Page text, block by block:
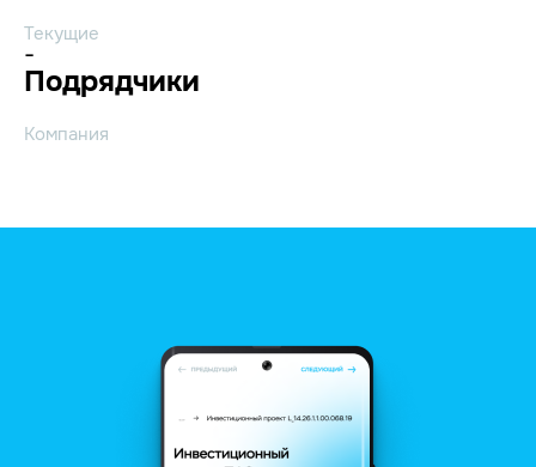
Текущие
-
Подрядчики
Компания